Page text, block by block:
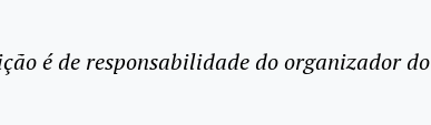
é de responsabilidade do organizador do